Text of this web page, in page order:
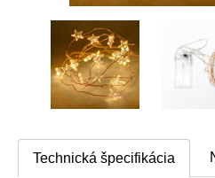
Technická špecifikácia